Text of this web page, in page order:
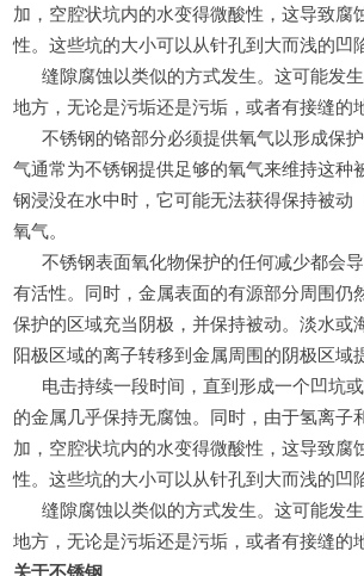
加，空腔状坑内的水变得微酸性，这导致腐
性。这些坑的大小可以从针孔到大而浅的凹
缝隙腐蚀以类似的方式发生。这可能发生
地方，无论是污垢还是污垢，或者有接缝的
不锈钢的铬部分必须提供氧气以形成保护
气通常为不锈钢提供足够的氧气来维持这种
钢浸没在水中时，它可能无法获得保持被动
氧气。
不锈钢表面氧化物保护的任何减少都会
有活性。同时，金属表面的有源部分周围仍
保护的区域充当阴极，并保持被动。淡水或
阳极区域的离子转移到金属周围的阴极区域
电击持续一段时间，直到形成一个凹坑或
的金属几乎保持无腐蚀。同时，由于氢离子
加，空腔状坑内的水变得微酸性，这导致腐
性。这些坑的大小可以从针孔到大而浅的凹
缝隙腐蚀以类似的方式发生。这可能发生
地方，无论是污垢还是污垢，或者有接缝的